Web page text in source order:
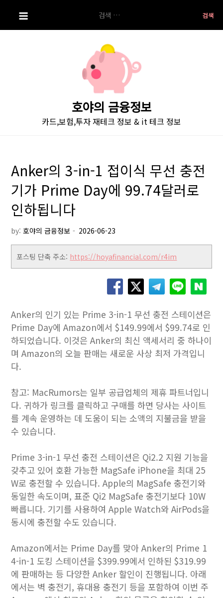
i
색:
호야의 금융정보
카드,보험,투자 재테크 정보 & it 테크 정보
Anker의 3-in-1 접이식 무선 충전
기가 Prime Day에 99.74달러로
인하됩니다
by:호야의 금융정보
포스팅 단축 주소: https://hoyafinancial.com/r4im
Anker의 인기 있는 Prime 3-in-1 무선 충전 스테이션은
Prime Day에 Amazon에서 $149.99에서 $99.74로 인
하되었습니다. 이것은 Anker의 최신 액세서리 중 하나이
며 Amazon의 오늘 판매는 새로운 사상 최저 가격입니
다.
참고: MacRumors는 일부 공급업체의 제휴 파트너입니
다. 귀하가 링크를 클릭하고 구매를 하면 당사는 사이트
를 계속 운영하는 데 도움이 되는 소액의 지불금을 받을
수 있습니다.
Prime 3-in-1 무선 충전 스테이션은 Qi2.2 지원 기능을
갖추고 있어 호환 가능한 MagSafe ‌iPhone‌을 최대 25
W로 충전할 수 있습니다. Apple의 MagSafe 충전기와
동일한 속도이며, 표준 Qi2 MagSafe 충전기보다 10W
빠릅니다. 기기를 사용하여 Apple Watch와 AirPods을
동시에 충전할 수도 있습니다.
Amazon에서는 Prime Day를 맞아 Anker의 Prime 1
4-in-1 도킹 스테이션을 $399.99에서 인하된 $319.99
에 판매하는 등 다양한 Anker 할인이 진행됩니다. 아래
에서는 벽 충전기, 휴대용 충전기 등을 포함하여 이번 주